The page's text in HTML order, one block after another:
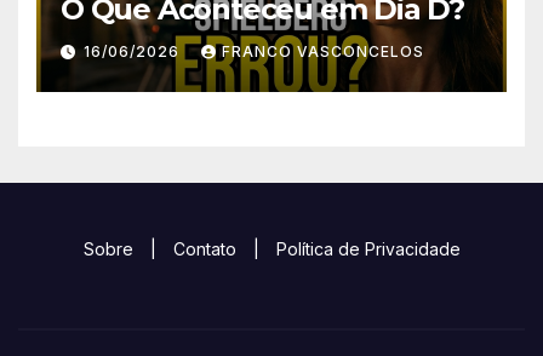
O Que Aconteceu em Dia D?
16/06/2026 FRANCO VASCONCELOS
Sobre Contato Política de Privacidade